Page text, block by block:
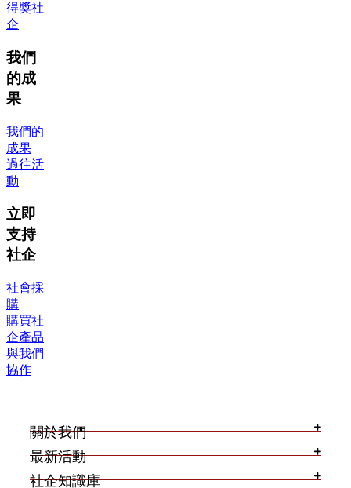
得獎社
企
我們
的成
果
我們的
成果
過往活
動
立即
支持
社企
社會採
購
購買社
企產品
與我們
協作
關於我們
最新活動
社企知識庫